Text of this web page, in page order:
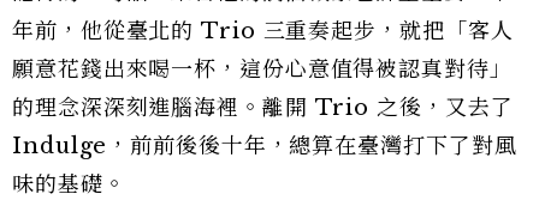
年前，他從臺北的 Trio 三重奏起步，就把「客人
願意花錢出來喝一杯，這份心意值得被認真對待」
的理念深深刻進腦海裡。離開 Trio 之後，又去了
Indulge，前前後後十年，總算在臺灣打下了對風
味的基礎。